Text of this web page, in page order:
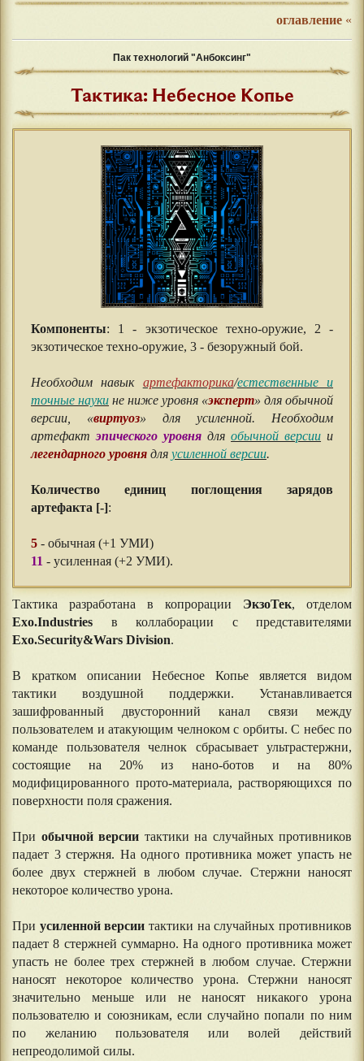
оглавление «
Пак технологий "Анбоксинг"
Тактика: Небесное Копье
Компоненты: 1 - экзотическое техно-оружие, 2 -
экзотическое техно-оружие, 3 - безоружный бой.
Необходим навык артефакторика/естественные и
точные науки не ниже уровня «эксперт» для обычной
версии, «виртуоз» для усиленной. Необходим
артефактэпического уровня дляобычной версии и
легендарного уровнядля усиленной версии.
Количество единиц поглощения зарядов
артефакта [-]:
5- обычная (+1 УМИ)
11- усиленная (+2 УМИ).
Тактика разработана в копрорации ЭкзоТек, отделом
Exo.Industries в коллаборации с представителями
Exo.Security&Wars Division.
В кратком описании Небесное Копье является видом
тактики воздушной поддержки. Устанавливается
зашифрованный двусторонний канал связи между
пользователем и атакующим челноком с орбиты. С небес по
команде пользователя челнок сбрасывает ультрастержни,
состоящие на 20% из нано-ботов и на 80%
модифицированного прото-материала, растворяющихся по
поверхности поля сражения.
При обычной версии тактики на случайных противников
падает 3 стержня. На одного противника может упасть не
более двух стержней в любом случае. Стержни наносят
некоторое количество урона.
При усиленной версии тактики на случайных противников
падает 8 стержней суммарно. На одного противника может
упасть не более трех стержней в любом случае. Стержни
наносят некоторое количество урона. Стержни наносят
значительно меньше или не наносят никакого урона
пользователю и союзникам, если случайно попали по ним
по желанию пользователя или волей действий
непреодолимой силы.